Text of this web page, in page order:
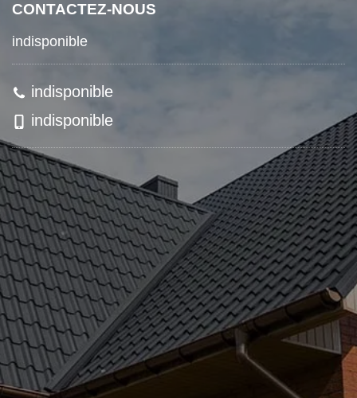
CONTACTEZ-NOUS
indisponible
indisponible
indisponible